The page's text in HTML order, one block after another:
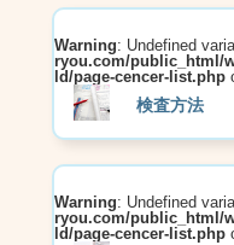
Warning: Undefined
ryou.com/public_html/
ld/page-cencer-list.php
検査方法
Warning: Undefined
ryou.com/public_html/
ld/page-cencer-list.php